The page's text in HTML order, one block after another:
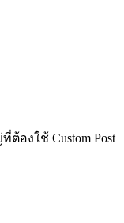
ต้องใช้ Custom Post